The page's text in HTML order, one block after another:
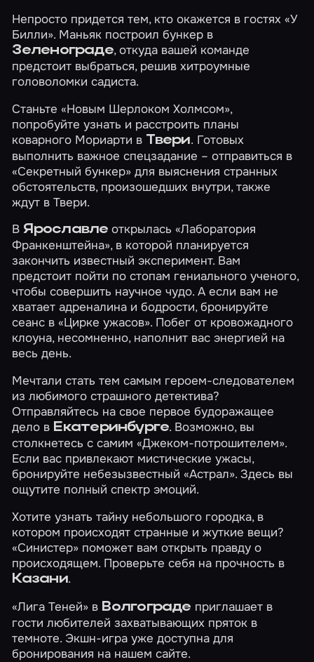
Непросто придется тем, кто окажется в гостях«У
Билли». Маньяк построил бункер в
Зеленограде, откуда вашей команде
предстоит выбраться, решив хитроумные
головоломки садиста.
Станьте«Новым Шерлоком Холмсом»,
попробуйте узнать и расстроить планы
коварного Мориарти в Твери. Готовых
выполнить важное спецзадание – отправиться в
«Секретный бункер» для выяснения странных
обстоятельств, произошедших внутри, также
ждут в Твери.
ВЯрославле открылась «Лаборатория
Франкенштейна», в которой планируется
закончить известный эксперимент. Вам
предстоит пойти по стопам гениального ученого,
чтобы совершить научное чудо. А если вам не
хватает адреналина и бодрости, бронируйте
сеанс в«Цирке ужасов». Побег от кровожадного
клоуна, несомненно, наполнит вас энергией на
весь день.
Мечтали стать тем самым героем-следователем
из любимого страшного детектива?
Отправляйтесь на свое первое будоражащее
дело в Екатеринбурге. Возможно, вы
столкнетесь с самим«Джеком-потрошителем».
Если вас привлекают мистические ужасы,
бронируйте небезызвестный«Астрал». Здесь вы
ощутите полный спектр эмоций.
Хотите узнать тайну небольшого городка, в
котором происходят странные и жуткие вещи?
«Синистер» поможет вам открыть правду о
происходящем. Проверьте себя на прочность в
Казани.
«Лига Теней» в Волгограде приглашает в
гости любителей захватывающих пряток в
темноте. Экшн-игра уже доступна для
бронирования на нашем сайте.